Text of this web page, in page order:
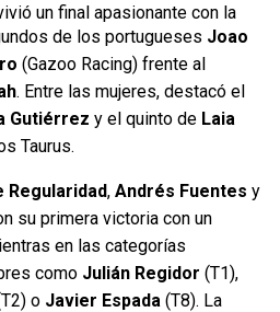
un final apasionante con la
de los portugueses Joao
(Gazoo Racing) frente al
. Entre las mujeres, destacó el
Gutiérrez y el quinto de Laia
Taurus.
Regularidad, Andrés Fuentes y
su primera victoria con un
en las categorías
como Julián Regidor (T1),
o Javier Espada (T8). La